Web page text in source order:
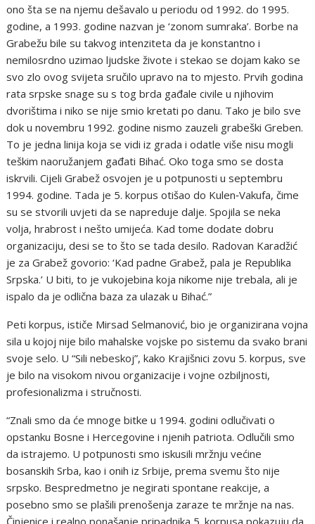
ono šta se na njemu dešavalo u periodu od 1992. do 1995.
godine, a 1993. godine nazvan je ‘zonom sumraka’. Borbe na
Grabežu bile su takvog intenziteta da je konstantno i
nemilosrdno uzimao ljudske živote i stekao se dojam kako se
svo zlo ovog svijeta sručilo upravo na to mjesto. Prvih godina
rata srpske snage su s tog brda gađale civile u njihovim
dvorištima i niko se nije smio kretati po danu. Tako je bilo sve
dok u novembru 1992. godine nismo zauzeli grabeški Greben.
To je jedna linija koja se vidi iz grada i odatle više nisu mogli
teškim naoružanjem gađati Bihać. Oko toga smo se dosta
iskrvili. Cijeli Grabež osvojen je u potpunosti u septembru
1994. godine. Tada je 5. korpus otišao do Kulen‑Vakufa, čime
su se stvorili uvjeti da se napreduje dalje. Spojila se neka
volja, hrabrost i nešto umijeća. Kad tome dodate dobru
organizaciju, desi se to što se tada desilo. Radovan Karadžić
je za Grabež govorio: ‘Kad padne Grabež, pala je Republika
Srpska.’ U biti, to je vukojebina koja nikome nije trebala, ali je
ispalo da je odlična baza za ulazak u Bihać.”
Peti korpus, ističe Mirsad Selmanović, bio je organizirana vojna
sila u kojoj nije bilo mahalske vojske po sistemu da svako brani
svoje selo. U “Sili nebeskoj”, kako Krajišnici zovu 5. korpus, sve
je bilo na visokom nivou organizacije i vojne ozbiljnosti,
profesionalizma i stručnosti.
“Znali smo da će mnoge bitke u 1994. godini odlučivati o
opstanku Bosne i Hercegovine i njenih patriota. Odlučili smo
da istrajemo. U potpunosti smo iskusili mržnju većine
bosanskih Srba, kao i onih iz Srbije, prema svemu što nije
srpsko. Bespredmetno je negirati spontane reakcije, a
posebno smo se plašili prenošenja zaraze te mržnje na nas.
Činjenice i realno ponašanje pripadnika 5. korpusa pokazuju da